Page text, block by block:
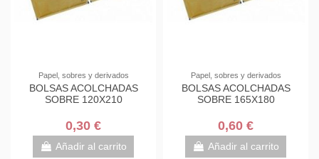
Papel, sobres y derivados
BOLSAS ACOLCHADAS
SOBRE 120X210
0,30 €
Añadir al carrito
Papel, sobres y derivados
BOLSAS ACOLCHADAS
SOBRE 165X180
0,60 €
Añadir al carrito